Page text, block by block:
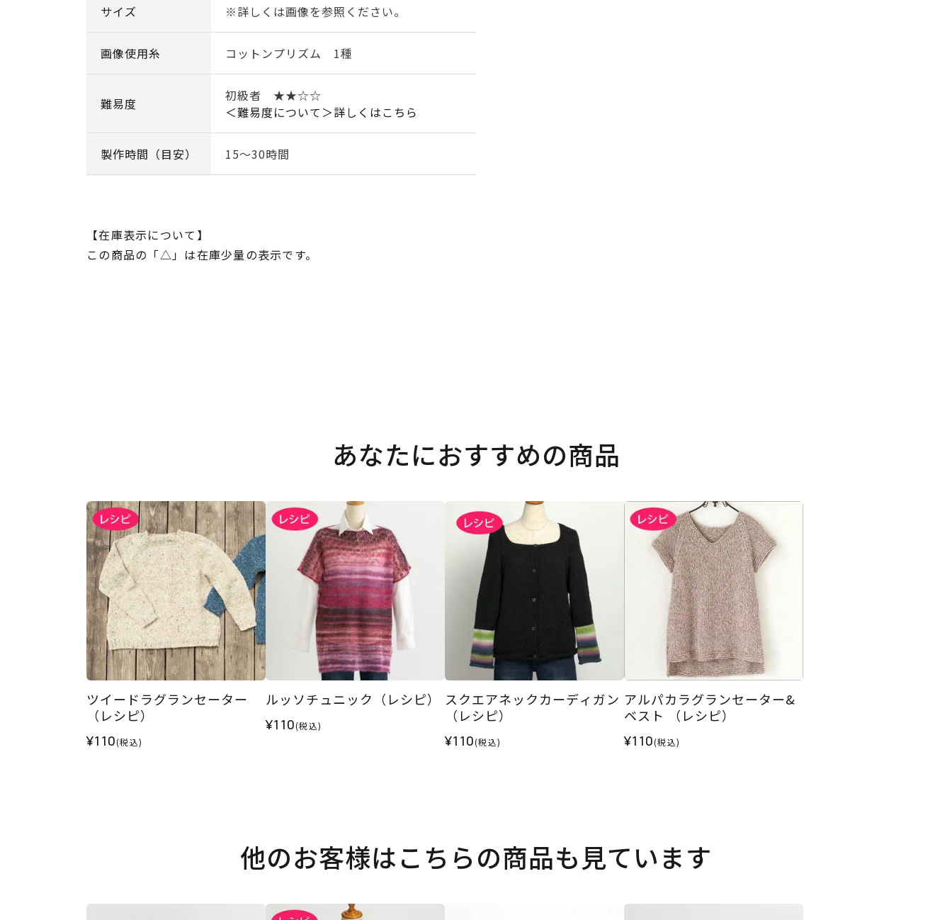
サイズ ※詳しくは画像を参照ください。
画像使用糸 コットンプリズム 1種
難易度
初級者 ★★☆☆
＜難易度について＞詳しくはこちら
製作時間（目安） 15～30時間
【在庫表示について】
この商品の「△」は在庫少量の表示です。
あなたにおすすめの商品
ツイードラグランセーター
（レシピ）
¥110(税込)
ルッソチュニック（レシピ）
¥110(税込)
スクエアネックカーディガン
（レシピ）
¥110(税込)
アルパカラグランセーター&
ベスト （レシピ）
¥110(税込)
他のお客様はこちらの商品も見ています